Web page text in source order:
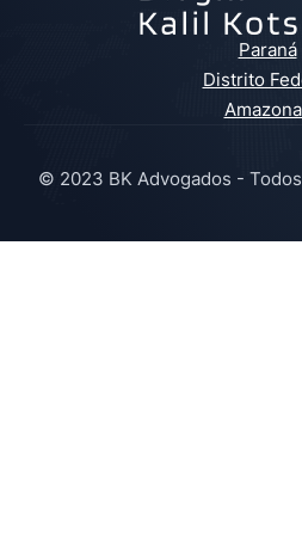
Paraná
Distrito
© 2023 BK Advogados -